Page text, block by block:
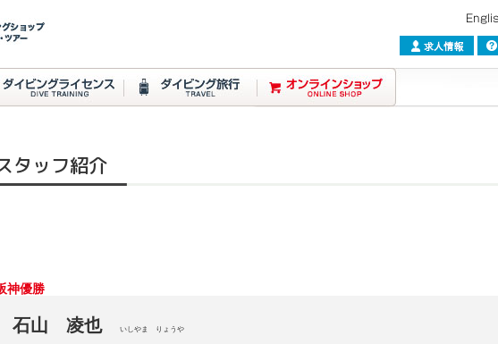
タッフ紹介
神優勝
石山 凌也 いしやま りょうや